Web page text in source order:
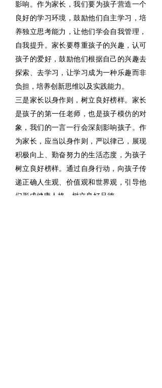
影响。作为家长，我们要为孩子营造一个
良好的学习环境，鼓励他们自主学习，培
养独立思考能力，让他们学会自我管理，
自我提升。家长要尊重孩子的兴趣，认可
孩子的爱好，鼓励他们根据自己的兴趣去
探索、去学习，让学习成为一种乐趣而非
负担，培养创新思维以及实践能力。
三是家长以身作则，树立良好榜样。 家长
是孩子的第一任老师，也是孩子模仿的对
象，我们的一言一行会深刻影响孩子。作
为家长，应当以身作则，严以律己，展现
积极向上、勤奋努力的生活态度，为孩子
树立良好榜样。通过自身行动，向孩子传
递正确人生观、价值观和世界观，引导他
们形成健康人格，树立良好品德。